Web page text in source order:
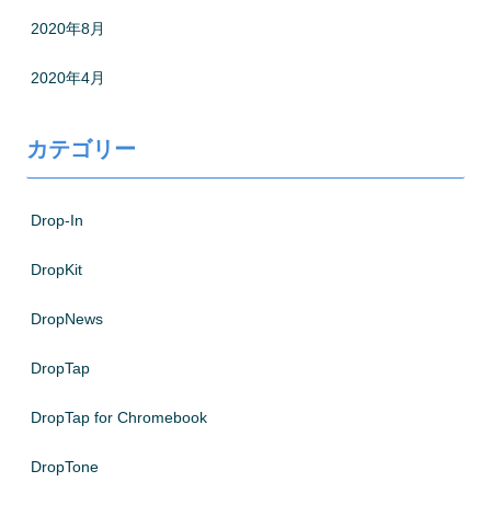
2020年8月
2020年4月
カテゴリー
Drop-In
DropKit
DropNews
DropTap
DropTap for Chromebook
DropTone